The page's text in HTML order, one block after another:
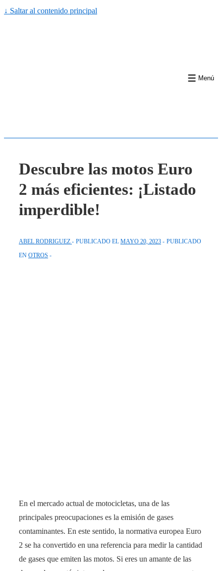
↓ Saltar al contenido principal
Menú
Descubre las motos Euro
2 más eficientes: ¡Listado
imperdible!
ABEL RODRIGUEZ PUBLICADO EL MAYO 20, 2023
PUBLICADO
EN OTROS
En el mercado actual de motocicletas, una de las
principales preocupaciones es la emisión de gases
contaminantes. En este sentido, la normativa europea Euro
2 se ha convertido en una referencia para medir la cantidad
de gases que emiten las motos. Si eres un amante de las